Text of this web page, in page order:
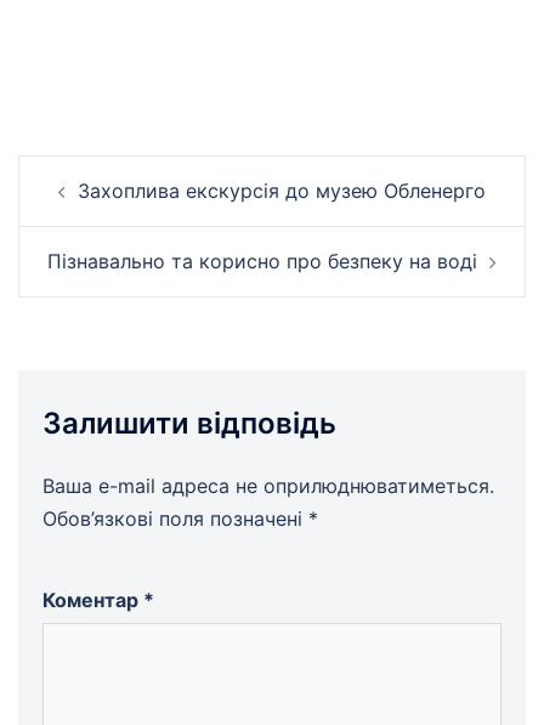
запису
Захоплива екскурсія до музею Обленерго
Пізнавально та корисно про безпеку на воді
Залишити відповідь
Ваша e-mail адреса не оприлюднюватиметься.
Обов’язкові поля позначені *
Коментар *